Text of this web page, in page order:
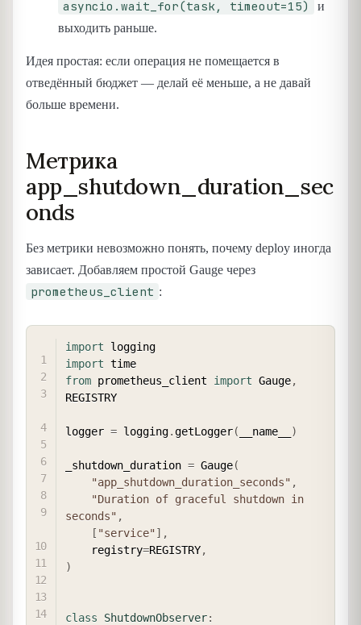
asyncio.wait_for(task, timeout=15)
и
выходить раньше.
Идея простая: если операция не помещается в
отведённый бюджет — делай её меньше, а не давай
больше времени.
Метрика
app_shutdown_duration_sec
onds
Без метрики невозможно понять, почему deploy иногда
зависает. Добавляем простой Gauge через
prometheus_client :
import
import
from prometheus_client import Gauge,
REGISTRY
logger = logging. getLogger( __name__ )
_shutdown_duration = Gauge(
"app_shutdown_duration_seconds" ,
"Duration of graceful shutdown in
seconds" ,
[ "service"] ,
    registry
=REGISTRY,
)
class ShutdownObserver: